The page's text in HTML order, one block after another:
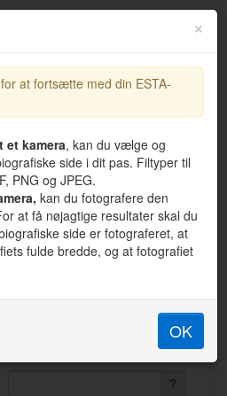
esta.com
oplysninger. Hvert medlem af
en separat ansøgning. Angiv
Alle felter er obligatoriske.
efter indsendelse, og der sendes
?
?
×
at fortsætte med din ESTA-
et kamera, kan du vælge og
side i dit pas. Filtyper til
PNG og JPEG.
kan du fotografere den
at få nøjagtige resultater skal du
side er fotograferet, at
fulde bredde, og at fotografiet
OK